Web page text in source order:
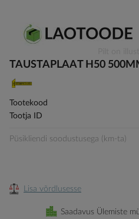
to
beginning
of
images
gallery
TAUSTAPLAAT H50
Tootekood
Tootja ID
Püsikliendi soodustusega (km-ta)
Lisa võrdlusesse
Saadavus Ülemiste